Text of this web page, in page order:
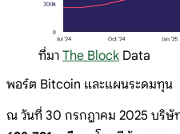
ที่มา The Block Data
พอร์ต Bitcoin และแผนระดมทุน
ณ วันที่ 30 กรกฎาคม 2025 บริษั